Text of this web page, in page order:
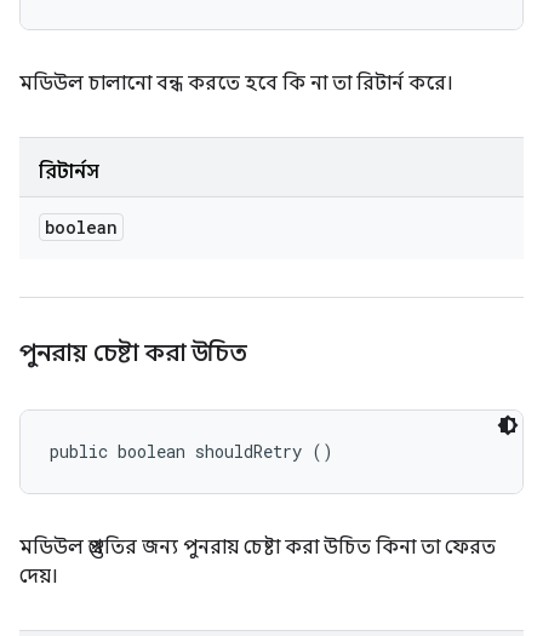
মডিউল চালানো বন্ধ করতে হবে কি না তা রিটার্ন করে।
রিটার্নস
boolean
পুনরায় চেষ্টা করা উচিত
public boolean shouldRetry ()
মডিউল প্রস্তুতির জন্য পুনরায় চেষ্টা করা উচিত কিনা তা ফেরত
দেয়।